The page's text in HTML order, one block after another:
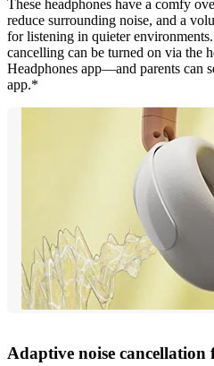
These headphones have a comfy
reduce surrounding noise, and a
for listening in quieter
cancelling can be turned on via the
Headphones app—and parents can
app.*
Adaptive noise cancellation